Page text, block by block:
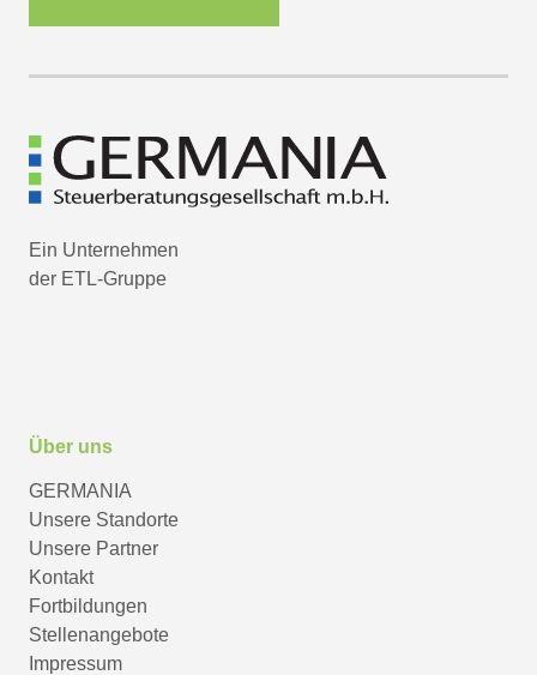
Ein Unternehmen
der ETL-Gruppe
Über uns
GERMANIA
Unsere Standorte
Unsere Partner
Kontakt
Fortbildungen
Stellenangebote
Impressum